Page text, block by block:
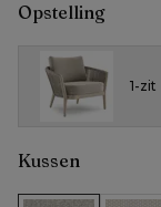
Opstelling
1-zit
Kussen